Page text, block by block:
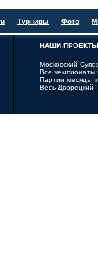
Турниры Фото
НАШИ ПРОЕКТЫ
Московский
Все
Партии месяца,
Весь Дворецкий